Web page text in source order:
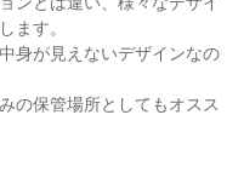
ます。
身が見えないデザインなの
の保管場所としてもオスス